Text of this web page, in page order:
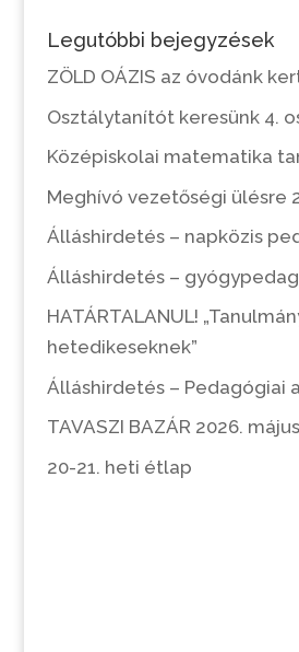
Legutóbbi bejegyzések
ZÖLD OÁZIS az óvodánk
Osztálytanítót keresünk 4.
Középiskolai matematika
Meghívó vezetőségi ülésre
Álláshirdetés – napközis
Álláshirdetés –
HATÁRTALANUL!
hetedikeseknek”
Álláshirdetés – Pedagógiai
TAVASZI BAZÁR 2026.
20-21. heti étlap